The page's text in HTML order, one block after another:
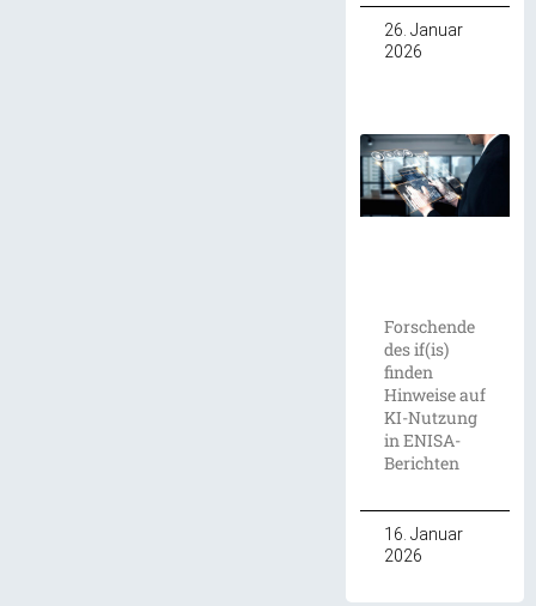
26. Januar
2026
Forschende
des if(is)
finden
Hinweise auf
KI-Nutzung
in ENISA-
Berichten
16. Januar
2026